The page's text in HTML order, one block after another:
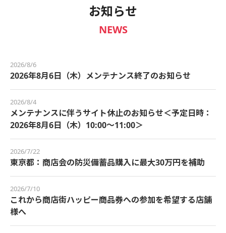
お知らせ
NEWS
2026/8/6
2026年8月6日（木）メンテナンス終了のお知らせ
2026/8/4
メンテナンスに伴うサイト休止のお知らせ＜予定日時：
2026年8月6日（木）10:00～11:00＞
2026/7/22
東京都：商店会の防災備蓄品購入に最大30万円を補助
2026/7/10
これから商店街ハッピー商品券への参加を希望する店舗
様へ